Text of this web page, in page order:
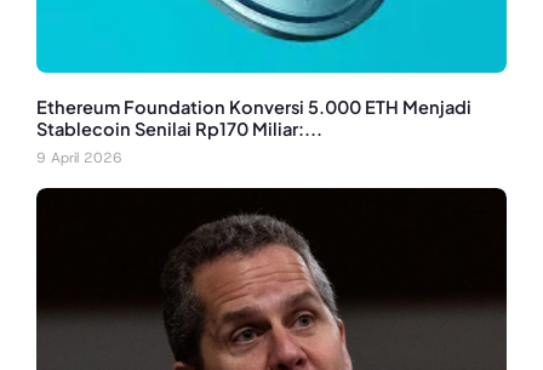
Ethereum Foundation Konversi 5.000 ETH Menjadi
Stablecoin Senilai Rp170 Miliar:...
9 April 2026